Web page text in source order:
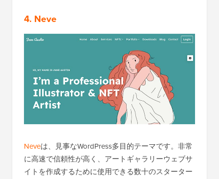
4. Neve
Neveは、見事なWordPress多目的テーマです。非常
に高速で信頼性が高く、アートギャラリーウェブサ
イトを作成するために使用できる数十のスターター